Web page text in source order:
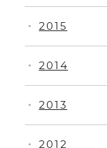
・ 2012
・ 2013
・ 2014
・ 2015